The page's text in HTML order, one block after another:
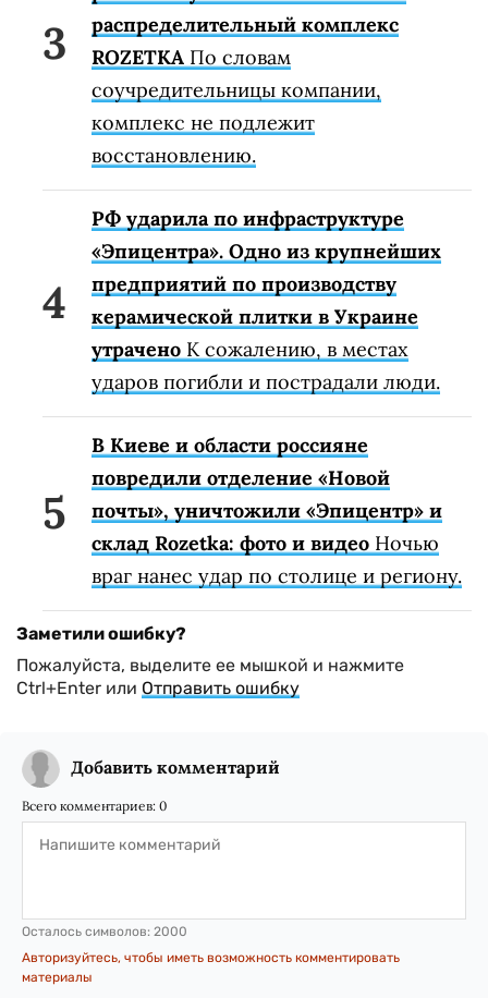
распределительный комплекс
ROZETKA По словам
соучредительницы компании,
комплекс не подлежит
восстановлению.
РФ ударила по инфраструктуре
«Эпицентра». Одно из крупнейших
предприятий по производству
керамической плитки в Украине
утрачено К сожалению, в местах
ударов погибли и пострадали люди.
В Киеве и области россияне
повредили отделение «Новой
почты», уничтожили «Эпицентр» и
склад Rozetka: фото и видео Ночью
враг нанес удар по столице и региону.
Заметили ошибку?
Пожалуйста, выделите ее мышкой и нажмите
Ctrl+Enter или Отправить ошибку
Добавить комментарий
Всего комментариев: 0
Осталось символов: 2000
Авторизуйтесь, чтобы иметь возможность комментировать
материалы